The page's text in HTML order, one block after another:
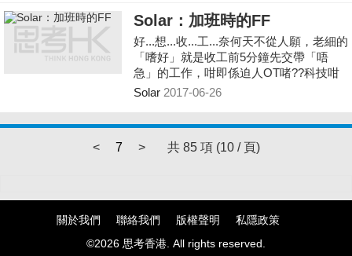
Solar：加班時的FF
好...想...收...工...奈何天不從人願，老細的
「嗜好」就是收工前5分鐘先交帶「唔
急」的工作，咁即係迫人OT啫??科技咁
發達，點解仲未發明到複製人幫我開OT?
Solar 2017-06-26
< 7 > 共 85 項 (10 / 頁)
關於我們 聯絡我們 版權聲明
私隱政策
©2026 思考香港. All rights reserved.